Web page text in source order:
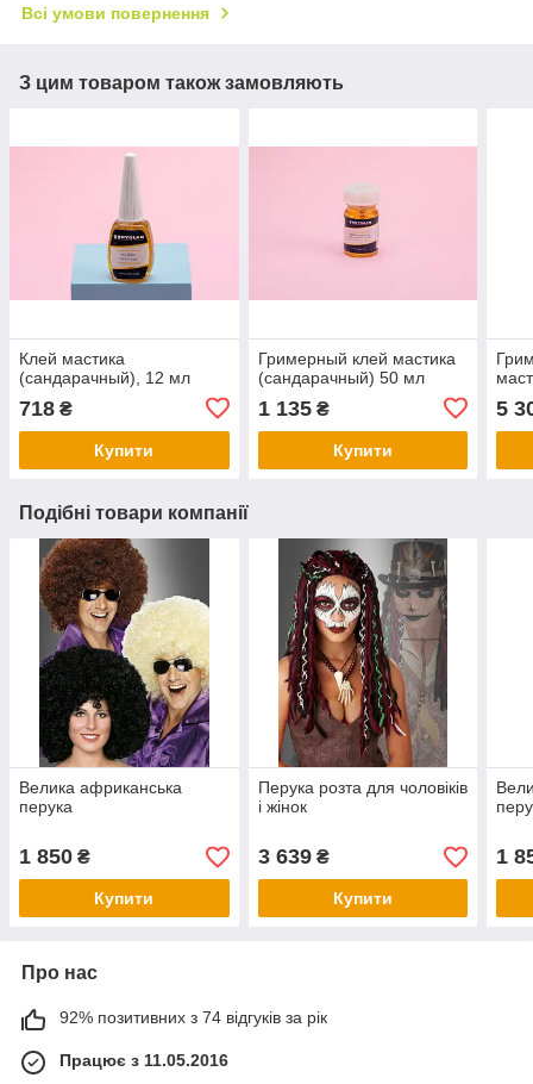
Всі умови повернення
З цим товаром також замовляють
Клей мастика
(сандарачный), 12 мл
718 ₴
Купити
Гримерный клей мастика
(сандарачный) 50 мл
1 135₴
Купити
5
Подібні товари компанії
Велика африканська
перука
1 850 ₴
Купити
Перука розта для чоловіків
і жінок
3 639₴
Купити
1
Про нас
92% позитивних з 74 відгуків за рік
Працює з 11.05.2016